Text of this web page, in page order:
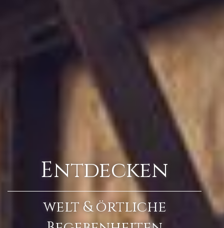
Entdecken
welt & örtliche